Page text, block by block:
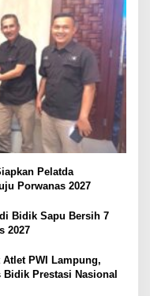
Pelatda
Porwanas 2027
Bidik Sapu Bersih 7
2027
PWI Lampung,
Prestasi Nasional